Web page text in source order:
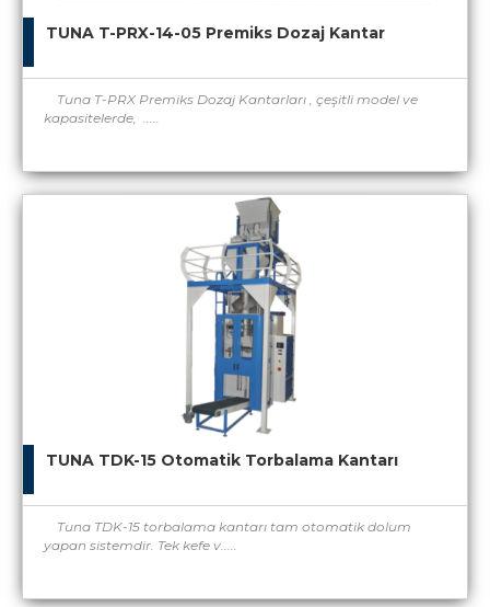
TUNA T-PRX-14-05 Premiks Dozaj Kantar
Tuna T-PRX Premiks Dozaj Kantarları , çeşitli model ve
kapasitelerde, .....
TUNA TDK-15 Otomatik Torbalama Kantarı
Tuna TDK-15 torbalama kantarı tam otomatik dolum
yapan sistemdir. Tek kefe v.....